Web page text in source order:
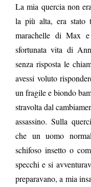
La mia quercia non
la più alta, era stato
marachelle di Max
sfortunata vita di
senza risposta le
avessi voluto
un fragile e biondo
stravolta dal
assassino. Sulla
che un uomo
schifoso insetto o
specchi e si
preparavano, a mia